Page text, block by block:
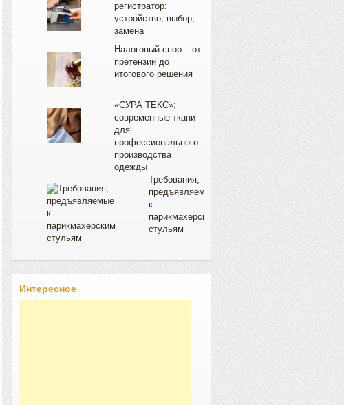
регистратор:
устройство, выбор,
замена
Налоговый спор – от
претензии до
итогового решения
«СУРА ТЕКС»:
современные ткани
для
профессионального
производства
одежды
Требования,
предъявляемые
к
парикмахерским
стульям
Интересное